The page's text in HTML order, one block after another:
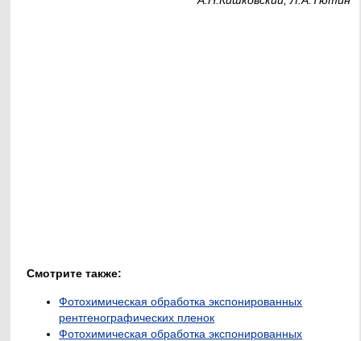
Смотрите также:
Фотохимическая обработка экспонированных
рентгенографических пленок
Фотохимическая обработка экспонированных